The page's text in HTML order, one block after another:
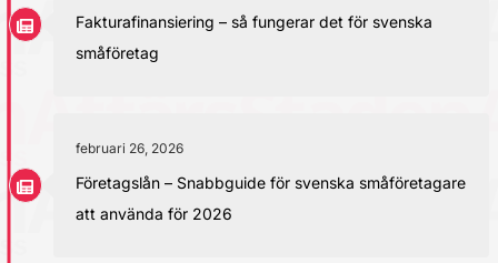
Fakturafinansiering – så fungerar det för svenska
småföretag
februari 26, 2026
Företagslån – Snabbguide för svenska småföretagare
att använda för 2026